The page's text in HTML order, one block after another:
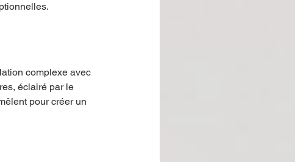
complexe avec
éclairé par le
pour créer un